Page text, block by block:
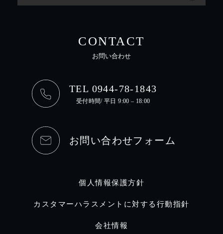
CONTACT
お問い合わせ
TEL 0944-78-1843
受付時間/ 平日 9:00 – 18:00
お問い合わせフォーム
個人情報保護方針
カスタマーハラスメントに対する行動指針
会社情報